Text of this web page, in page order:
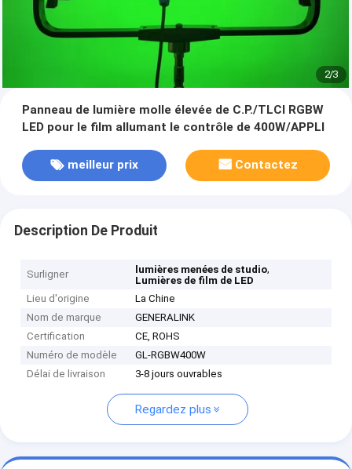
2/3
Panneau de lumière molle élevée de C.P./TLCI RGBW
LED pour le film allumant le contrôle de 400W/APPLI
meilleur prix Contactez
Description De Produit
Surligner lumières menées de studio,
Lumières de film de LED
Lieu d'origine
La Chine
Nom de marque
GENERALINK
Certification
CE, ROHS
Numéro de modèle
GL-RGBW400W
Délai de livraison
3-8 jours ouvrables
Regardez plus